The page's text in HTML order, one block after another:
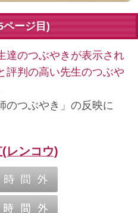
ページ目)
達のつぶやきが表示され
評判の高い先生のつぶや
のつぶやき」の反映に
レンコウ)